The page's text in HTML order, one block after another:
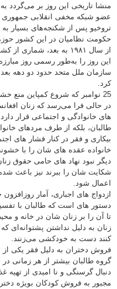
عضو شبکه‌ مخفی انقلابی جمهوری
تروخیو پس از شکنجه‌های بسیار
حکومت نظامیان در این کشور حوزه
از سال ۱۹۸۱ به بعد،
این روز را به‌طور رسمی روز
سازمان ملل متحد حدود دو دهه بعد
کرد.
25 نوامبر که شروع کمپاین منع
در حالی فرا می‌رسد که زنان
های خانوادگی و اجتماعی قرار
طالبان، بلکه از طرف مردهای
بیکاری و فقر در کنار فشار های
خانواده عقده های شان را با
دیگر نبود نهاد های حامی حقوق
شکایت شان را ببرند نیز باعث
اعمال شود.
ازدواج های اجباری، آمار
دستور های است که طالبان با تفسیر
تا آن را بر زنان شان در خانه و
زنان به دلیل نداشتن پشتوانه‌‌‌‌‌‌‌‌‌ای که
کنند دست به خودکشی می‌زنند.
فروش دختران به دلیل فقر یکی
گروه طالبان بیشتر از هر زمانی در
دنبال گرسنگی و نا امیدی از تهیه
مجبور به فروش کودکان بویژه